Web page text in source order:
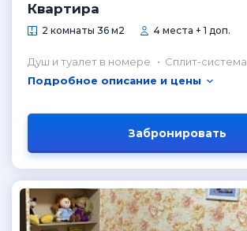
Квартира
2 комнаты 36 м2 4 места + 1 доп.
Душ и туалет в номере Сплит-система
Подробное описание и цены
Забронировать